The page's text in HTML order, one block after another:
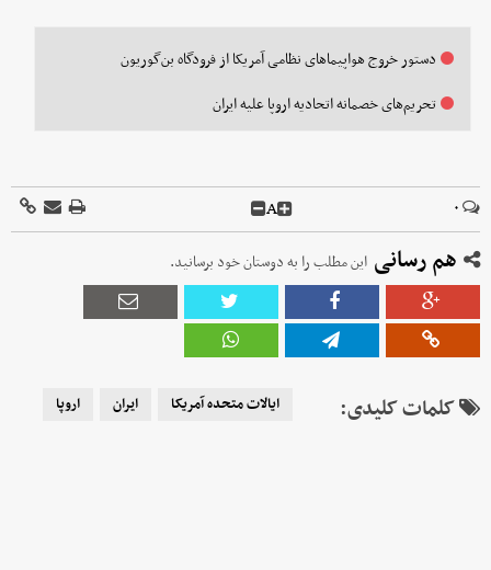
دستور خروج هواپیماهای نظامی آمریکا از فرودگاه بن‌گوریون
تحریم‌های خصمانه اتحادیه اروپا علیه ایران
۰ A
هم رسانی این مطلب را به دوستان خود برسانید.
کلمات کلیدی: ایالات متحده آمریکا ایران اروپا